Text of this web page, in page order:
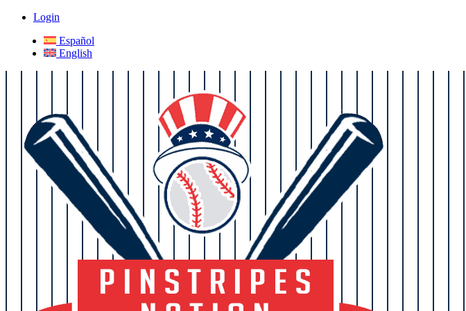
Login
Español
English